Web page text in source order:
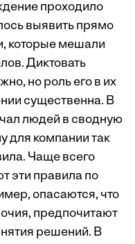
проходило
выявить прямо
которые мешали
Диктовать
но роль его в их
существенна. В
людей в сводную
для компании так
Чаще всего
эти правила по
опасаются, что
предпочитают
решений. В